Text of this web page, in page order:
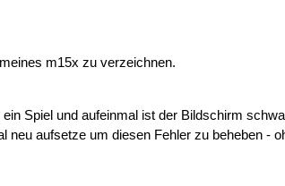
m15x zu verzeichnen.
Spiel und aufeinmal ist der Bildschirm
aufsetze um diesen Fehler zu beheben -